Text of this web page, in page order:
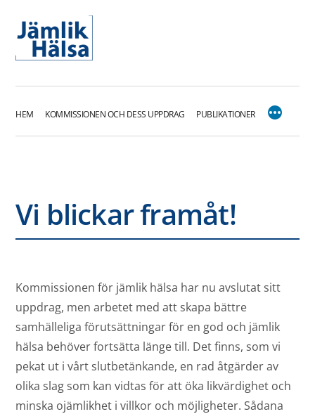
till
innehåll
HEM KOMMISSIONEN OCH DESS UPPDRAG PUBLIKATIONER
Vi blickar framåt!
Kommissionen för jämlik hälsa har nu avslutat sitt
uppdrag, men arbetet med att skapa bättre
samhälleliga förutsättningar för en god och jämlik
hälsa behöver fortsätta länge till. Det finns, som vi
pekat ut i vårt slutbetänkande, en rad åtgärder av
olika slag som kan vidtas för att öka likvärdighet och
minska ojämlikhet i villkor och möjligheter. Sådana